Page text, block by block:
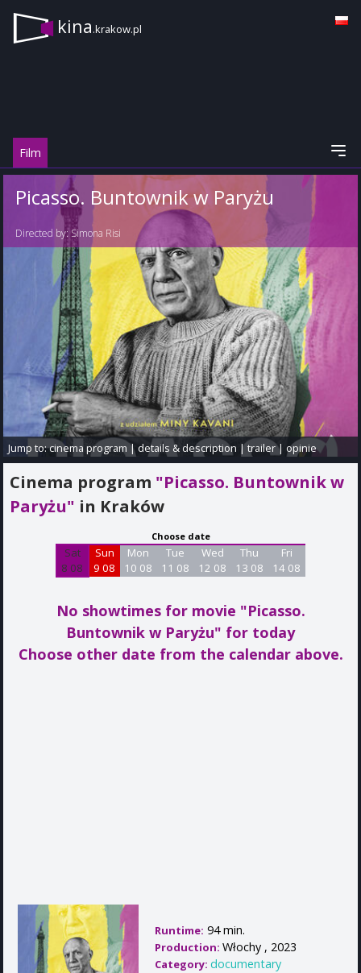
kina.krakow.pl
Film
Picasso. Buntownik w Paryżu
Directed by: Simona Risi
Jump to:cinema program|details & description |trailer|opinie
Cinema program "Picasso. Buntownik w
Paryżu" in Kraków
Choose date
Sat
8 08
Sun
9 08
Mon
10 08
Tue
11 08
Wed
12 08
Thu
13 08
Fri
14 08
No showtimes for movie "Picasso.
Buntownik w Paryżu" for today
Choose other date from the calendar above.
Runtime: 94 min.
Production: Włochy , 2023
Category: documentary